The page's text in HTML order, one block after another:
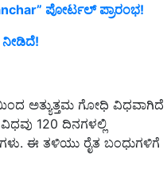
120 ದಿನಗಳಲ್ಲಿ
ಈ ತಳಿಯು ರೈತ ಬಂಧುಗಳಿಗೆ